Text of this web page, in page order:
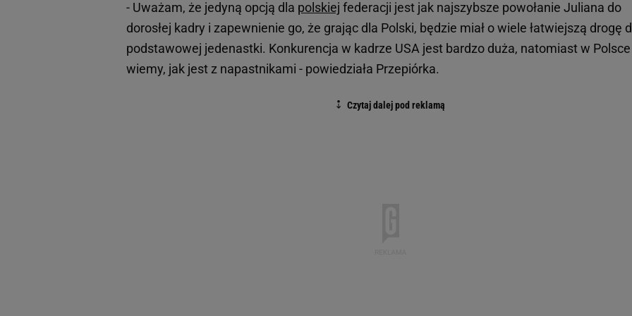
- Uważam, że jedyną opcją dla polskiej federacji jest jak najszybsze powołanie Juliana do
dorosłej kadry i zapewnienie go, że grając dla Polski, będzie miał o wiele łatwiejszą drogę
podstawowej jedenastki. Konkurencja w kadrze USA jest bardzo duża, natomiast w Polsce
wiemy, jak jest z napastnikami - powiedziała Przepiórka.